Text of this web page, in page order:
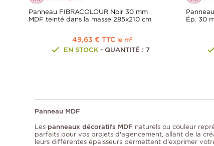
Panneau FIBRACOLOUR Noir 30 mm
MDF teinté dans la masse 285x210 cm
49,63 € TTC le m²
EN STOCK- QUANTITÉ : 7
Ép. 30
Panneau MDF
Les panneaux décoratifs MDF naturels ou couleur
parfaits pour vos projets d'agencement, allant de la
leurs différentes épaisseurs permettent d'exprimer